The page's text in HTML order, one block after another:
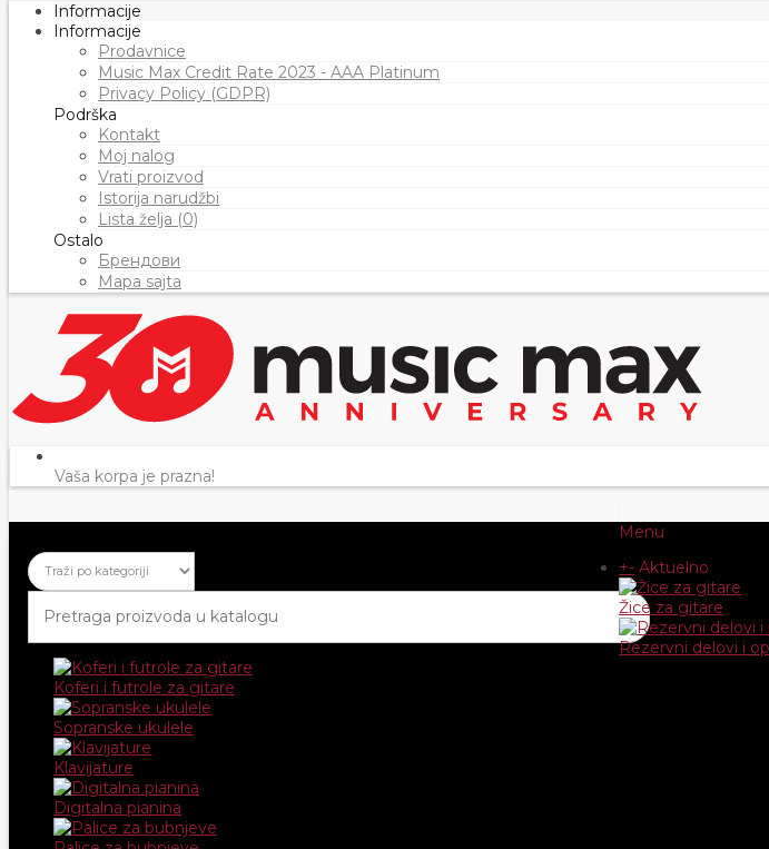
Informacije
Informacije
Prodavnice
Music Max Credit Rate 2023 - AAA Platinum
Privacy Policy (GDPR)
Podrška
Kontakt
Moj nalog
Vrati proizvod
Istorija narudžbi
Lista želja (0)
Ostalo
Брендови
Mapa sajta
Vaša korpa je prazna!
Menu
+- Aktuelno
Žice za gitare
Rezervni delovi i
Koferi i futrole za gitare
Sopranske ukulele
Klavijature
Digitalna pianina